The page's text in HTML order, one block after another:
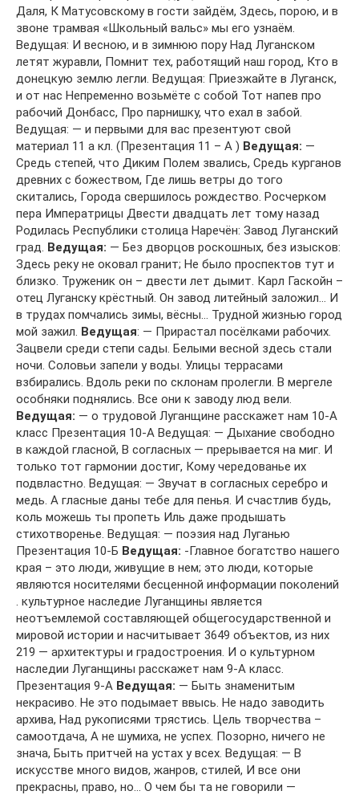
Даля, К Матусовскому в гости зайдём, Здесь, порою, и в
звоне трамвая «Школьный вальс» мы его узнаём.
Ведущая: И весною, и в зимнюю пору Над Луганском
летят журавли, Помнит тех, работящий наш город, Кто в
донецкую землю легли. Ведущая: Приезжайте в Луганск,
и от нас Непременно возьмёте с собой Тот напев про
рабочий Донбасс, Про парнишку, что ехал в забой.
Ведущая: — и первыми для вас презентуют свой
материал 11 а кл. (Презентация 11 – А ) Ведущая: —
Средь степей, что Диким Полем звались, Средь курганов
древних с божеством, Где лишь ветры до того
скитались, Города свершилось рождество. Росчерком
пера Императрицы Двести двадцать лет тому назад
Родилась Республики столица Наречён: Завод Луганский
град. Ведущая: — Без дворцов роскошных, без изысков:
Здесь реку не оковал гранит; Не было проспектов тут и
близко. Труженик он – двести лет дымит. Карл Гаскойн –
отец Луганску крёстный. Он завод литейный заложил… И
в трудах помчались зимы, вёсны… Трудной жизнью город
мой зажил. Ведущая: — Прирастал посёлками рабочих.
Зацвели среди степи сады. Белыми весной здесь стали
ночи. Соловьи запели у воды. Улицы террасами
взбирались. Вдоль реки по склонам пролегли. В мергеле
особняки поднялись. Все они к заводу люд вели.
Ведущая: — о трудовой Луганщине расскажет нам 10-А
класс Презентация 10-А Ведущая: — Дыхание свободно
в каждой гласной, В согласных — прерывается на миг. И
только тот гармонии достиг, Кому чередованье их
подвластно. Ведущая: — Звучат в согласных серебро и
медь. А гласные даны тебе для пенья. И счастлив будь,
коль можешь ты пропеть Иль даже продышать
стихотворенье. Ведущая: — поэзия над Луганью
Презентация 10-Б Ведущая: -Главное богатство нашего
края – это люди, живущие в нем; это люди, которые
являются носителями бесценной информации поколений
. культурное наследие Луганщины является
неотъемлемой составляющей общегосударственной и
мировой истории и насчитывает 3649 объектов, из них
219 — архитектуры и градостроения. И о культурном
наследии Луганщины расскажет нам 9-А класс.
Презентация 9-А Ведущая: — Быть знаменитым
некрасиво. Не это подымает ввысь. Не надо заводить
архива, Над рукописями трястись. Цель творчества –
самоотдача, А не шумиха, не успех. Позорно, ничего не
знача, Быть притчей на устах у всех. Ведущая: — В
искусстве много видов, жанров, стилей, И все они
прекрасны, право, но… О чем бы та не говорили —